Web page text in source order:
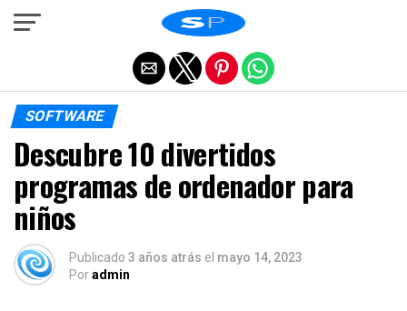
SOFTWARE
Descubre 10 divertidos
programas de ordenador para
niños
Publicado 3 años atrás el mayo 14, 2023
Poradmin
Salir de la versión móvil